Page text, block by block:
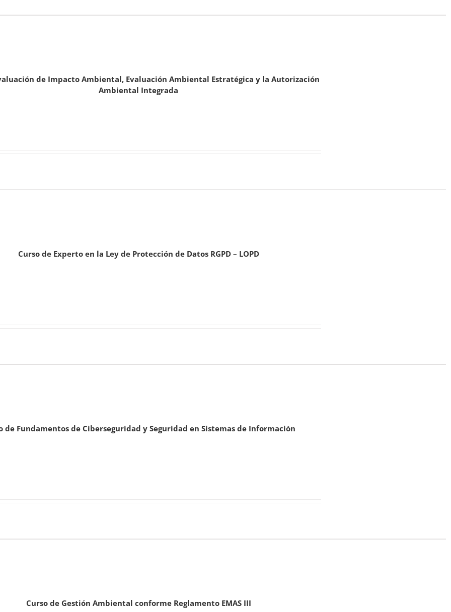
de Impacto Ambiental, Evaluación Ambiental Estratégica y la Autorización
Ambiental Integrada
Curso de Experto en la Ley de Protección de Datos RGPD – LOPD
de Fundamentos de Ciberseguridad y Seguridad en Sistemas de Información
Curso de Gestión Ambiental conforme Reglamento EMAS III